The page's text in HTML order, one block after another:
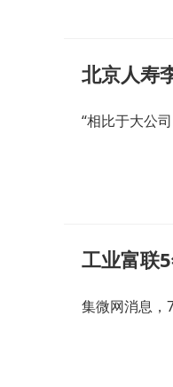
北京人寿
“相比于大公
工业富联
集微网消息，